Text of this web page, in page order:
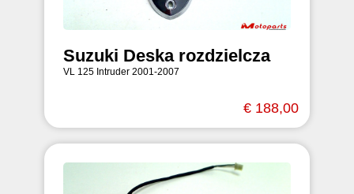
Suzuki Deska rozdzielcza
VL 125 Intruder 2001-2007
€ 188,00